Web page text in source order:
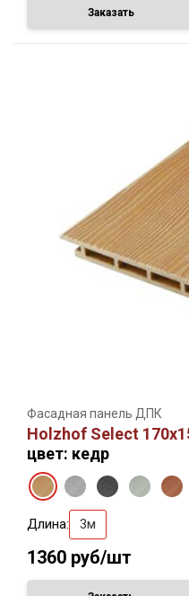
Заказать
Фасадная панель ДПК
Holzhof Select
цвет: кедр
Длина: 3м
1360 руб/шт